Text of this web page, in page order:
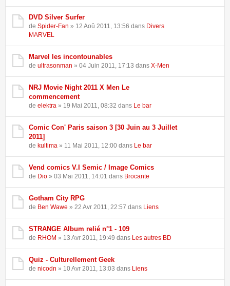
DVD Silver Surfer
de Spider-Fan » 12 Aoû 2011, 13:56 dans Divers
MARVEL
Marvel les incontounables
de ultrasonman » 04 Juin 2011, 17:13 dans X-Men
NRJ Movie Night 2011 X Men Le
commencement
de elektra » 19 Mai 2011, 08:32 dans Le bar
Comic Con' Paris saison 3 [30 Juin au 3 Juillet
2011]
de kultima » 11 Mai 2011, 12:00 dans Le bar
Vend comics V.I Semic / Image Comics
de Dio » 03 Mai 2011, 14:01 dans Brocante
Gotham City RPG
de Ben Wawe » 22 Avr 2011, 22:57 dans Liens
STRANGE Album relié n°1 - 109
de RHOM » 13 Avr 2011, 19:49 dans Les autres BD
Quiz - Culturellement Geek
de nicodn » 10 Avr 2011, 13:03 dans Liens